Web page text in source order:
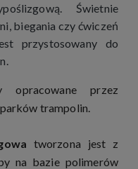
Świetnie
biegania czy ćwiczeń
przystosowany do
opracowane przez
trampolin.
tworzona jest z
na bazie polimerów